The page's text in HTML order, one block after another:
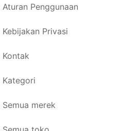
Aturan Penggunaan
Kebijakan Privasi
Kontak
Kategori
Semua merek